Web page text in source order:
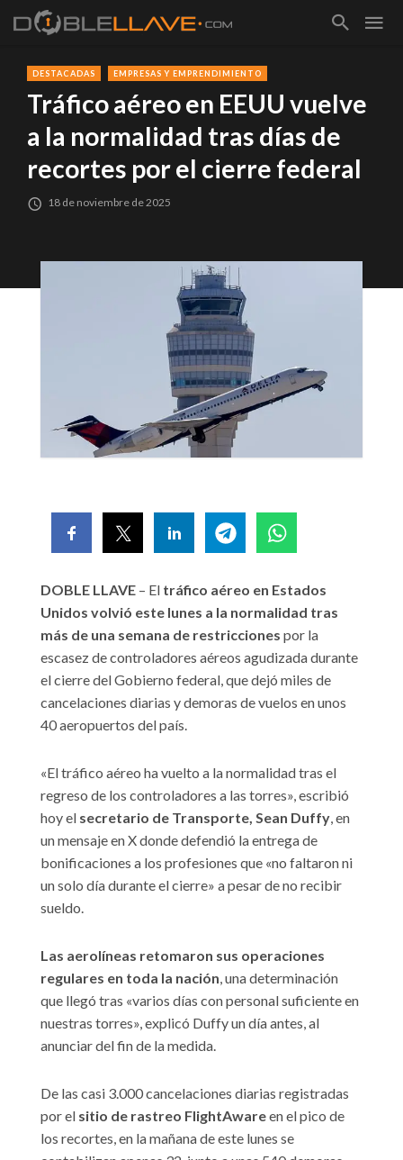
DESTACADAS EMPRESAS Y EMPRENDIMIENTO
Tráfico aéreo en EEUU vuelve
a la normalidad tras días de
recortes por el cierre federal
18 de noviembre de 2025
DOBLE LLAVE – El tráfico aéreo en Estados
Unidos volvió este lunes a la normalidad tras
más de una semana de restricciones por la
escasez de controladores aéreos agudizada durante
el cierre del Gobierno federal, que dejó miles de
cancelaciones diarias y demoras de vuelos en unos
40 aeropuertos del país.
«El tráfico aéreo ha vuelto a la normalidad tras el
regreso de los controladores a las torres», escribió
hoy el secretario de Transporte, Sean Duffy, en
un mensaje en X donde defendió la entrega de
bonificaciones a los profesiones que «no faltaron ni
un solo día durante el cierre» a pesar de no recibir
sueldo.
Las aerolíneas retomaron sus operaciones
regulares en toda la nación, una determinación
que llegó tras «varios días con personal suficiente en
nuestras torres», explicó Duffy un día antes, al
anunciar del fin de la medida.
De las casi 3.000 cancelaciones diarias registradas
por el sitio de rastreo FlightAwareen el pico de
los recortes, en la mañana de este lunes se